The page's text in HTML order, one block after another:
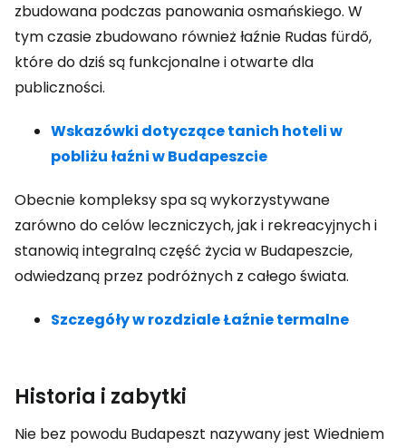
zbudowana podczas panowania osmańskiego. W
tym czasie zbudowano również łaźnie Rudas fürdő,
które do dziś są funkcjonalne i otwarte dla
publiczności.
Wskazówki dotyczące tanich hoteli w
pobliżu łaźni w Budapeszcie
Obecnie kompleksy spa są wykorzystywane
zarówno do celów leczniczych, jak i rekreacyjnych i
stanowią integralną część życia w Budapeszcie,
odwiedzaną przez podróżnych z całego świata.
Szczegóły w rozdziale Łaźnie termalne
Historia i zabytki
Nie bez powodu Budapeszt nazywany jest Wiedniem